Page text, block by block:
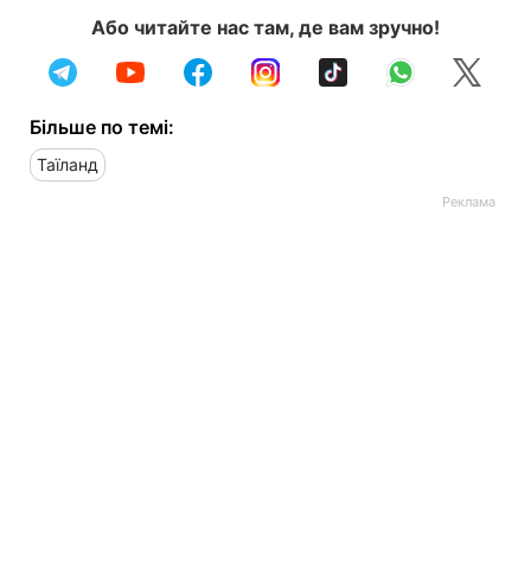
Або читайте нас там, де вам зручно!
Більше по темі:
Таїланд